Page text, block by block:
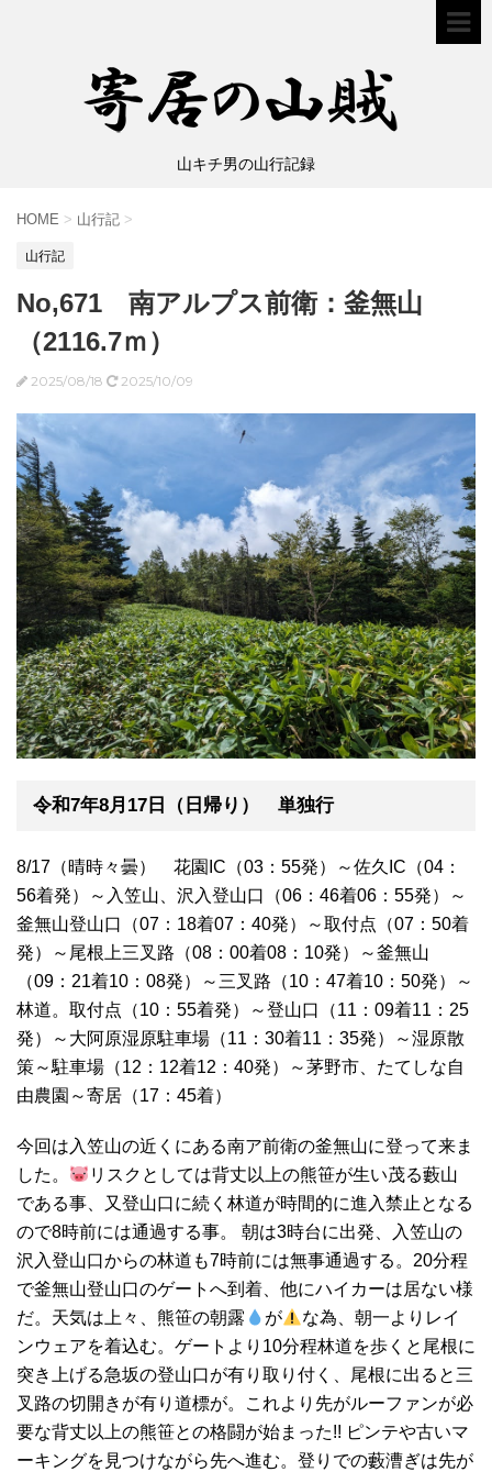
山キチ男の山行記録
HOME > 山行記 >
山行記
No,671 南アルプス前衛：釜無山
（2116.7ｍ）
2025/08/18 2025/10/09
令和7年8月17日（日帰り） 単独行
8/17（晴時々曇） 花園IC（03：55発）～佐久IC（04：
56着発）～入笠山、沢入登山口（06：46着06：55発）～
釜無山登山口（07：18着07：40発）～取付点（07：50着
発）～尾根上三叉路（08：00着08：10発）～釜無山
（09：21着10：08発）～三叉路（10：47着10：50発）～
林道。取付点（10：55着発）～登山口（11：09着11：25
発）～大阿原湿原駐車場（11：30着11：35発）～湿原散
策～駐車場（12：12着12：40発）～茅野市、たてしな自
由農園～寄居（17：45着）
今回は入笠山の近くにある南ア前衛の釜無山に登って来ま
した。
リスクとしては背丈以上の熊笹が生い茂る藪山
である事、又登山口に続く林道が時間的に進入禁止となる
ので8時前には通過する事。 朝は3時台に出発、入笠山の
沢入登山口からの林道も7時前には無事通過する。20分程
で釜無山登山口のゲートへ到着、他にハイカーは居ない様
だ。天気は上々、熊笹の朝露
が
な為、朝一よりレイ
ンウェアを着込む。ゲートより10分程林道を歩くと尾根に
突き上げる急坂の登山口が有り取り付く、尾根に出ると三
叉路の切開きが有り道標が。これより先がルーファンが必
要な背丈以上の熊笹との格闘が始まった!! ピンテや古いマ
ーキングを見つけながら先へ進む。登りでの藪漕ぎは先が